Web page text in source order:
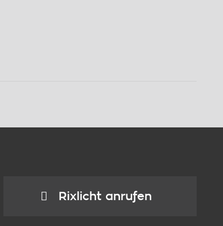
Rixlicht anrufen